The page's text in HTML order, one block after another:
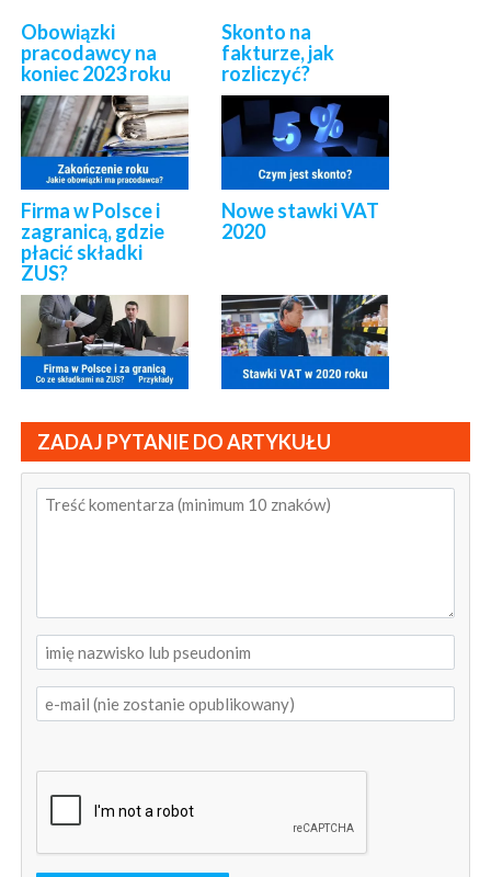
Obowiązki
pracodawcy na
koniec 2023 roku
Skonto na
fakturze, jak
rozliczyć?
Firma w Polsce i
zagranicą, gdzie
płacić składki
ZUS?
Nowe stawki VAT
2020
ZADAJ PYTANIE DO ARTYKUŁU